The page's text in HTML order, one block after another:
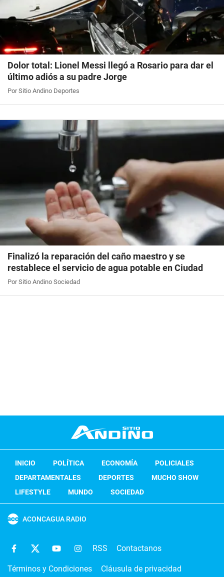
Dolor total: Lionel Messi llegó a Rosario para dar el
último adiós a su padre Jorge
Por Sitio Andino Deportes
Finalizó la reparación del caño maestro y se
restablece el servicio de agua potable en Ciudad
Por Sitio Andino Sociedad
INICIO POLÍTICA ECONOMÍA
POLICIALES
DEPARTAMENTALES
DEPORTES
MUCHO SHOW
LIFESTYLE
MUNDO SOCIEDAD
ACONCAGUA RADIO
RSS Contactanos
Términos y Condiciones Cláusula de privacidad